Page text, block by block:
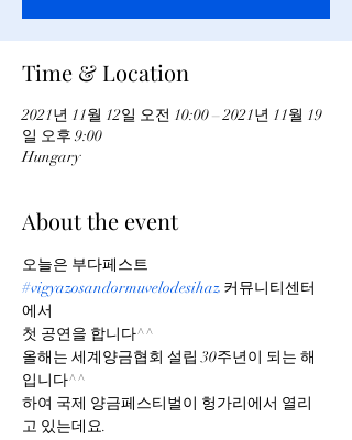
Time & Location
2021년 11월 12일 오전 10:00 – 2021년 11월 19
일 오후 9:00
Hungary
About the event
오늘은 부다페스트
#vigyazosandormuvelodesihaz 커뮤니티센터
에서
첫 공연을 합니다^^
올해는 세계양금협회 설립 30주년이 되는 해
입니다^^
하여 국제 양금페스티벌이 헝가리에서 열리
고 있는데요.